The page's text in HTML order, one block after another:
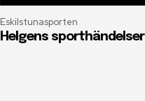
Eskilstunasporten
Helgens sporthändelser